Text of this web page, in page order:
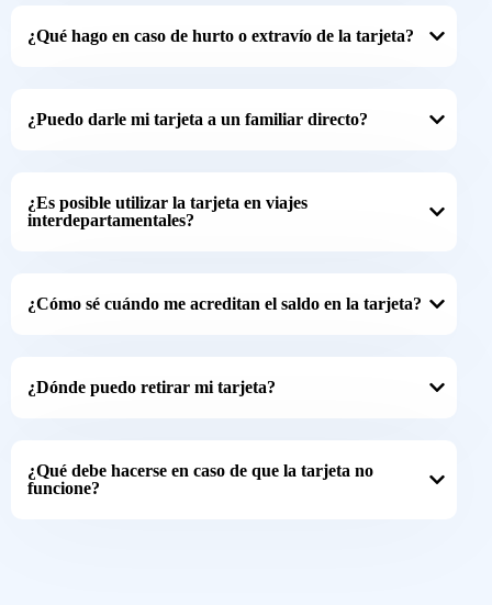
¿Qué hago en caso de hurto o extravío de la tarjeta?
¿Puedo darle mi tarjeta a un familiar directo?
¿Es posible utilizar la tarjeta en viajes
interdepartamentales?
¿Cómo sé cuándo me acreditan el saldo en la tarjeta?
¿Dónde puedo retirar mi tarjeta?
¿Qué debe hacerse en caso de que la tarjeta no
funcione?